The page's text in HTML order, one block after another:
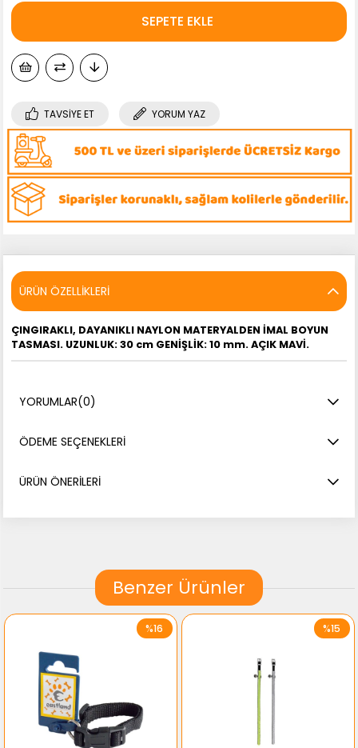
TAVSIYE ET YORUM YAZ
ÜRÜN ÖZELLIKLERI
ÇINGIRAKLI, DAYANIKLI NAYLON MATERYALDEN İMAL BOYUN
TASMASI. UZUNLUK: 30 cm GENİŞLİK: 10 mm. AÇIK MAVİ.
YORUMLAR(0)
ÖDEME SEÇENEKLERI
ÜRÜN ÖNERILERI
Benzer Ürünler
%16 %15